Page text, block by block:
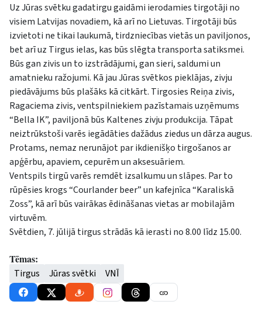
Uz Jūras svētku gadatirgu gaidāmi ierodamies tirgotāji no
visiem Latvijas novadiem, kā arī no Lietuvas. Tirgotāji būs
izvietoti ne tikai laukumā, tirdzniecības vietās un paviljonos,
bet arī uz Tirgus ielas, kas būs slēgta transporta satiksmei.
Būs gan zivis un to izstrādājumi, gan sieri, saldumi un
amatnieku ražojumi. Kā jau Jūras svētkos pieklājas, zivju
piedāvājums būs plašāks kā citkārt. Tirgosies Reiņa zivis,
Ragaciema zivis, ventspilniekiem pazīstamais uzņēmums
“Bella IK”, paviljonā būs Kaltenes zivju produkcija. Tāpat
neiztrūkstoši varēs iegādāties dažādus ziedus un dārza augus.
Protams, nemaz nerunājot par ikdienišķo tirgošanos ar
apģērbu, apaviem, cepurēm un aksesuāriem.
Ventspils tirgū varēs remdēt izsalkumu un slāpes. Par to
rūpēsies krogs “Courlander beer” un kafejnīca “Karaliskā
Zoss”, kā arī būs vairākas ēdināšanas vietas ar mobilajām
virtuvēm.
Svētdien, 7. jūlijā tirgus strādās kā ierasti no 8.00 līdz 15.00.
Tēmas:
Tirgus Jūras svētki VNĪ